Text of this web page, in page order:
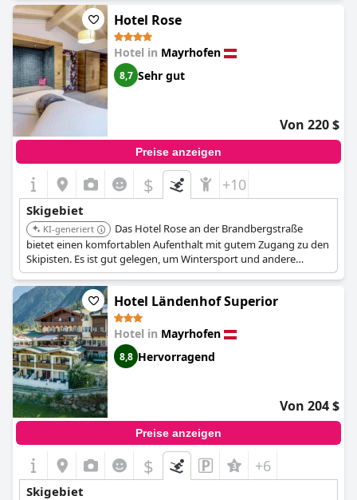
Hotel Rose
Hotel in Mayrhofen
8,7 Sehr gut
Von 220 $
Preise anzeigen
$ +10
Skigebiet
KI-generiert
Das Hotel Rose an der Brandbergstraße
bietet einen komfortablen Aufenthalt mit gutem Zugang zu den
Skipisten. Es ist gut gelegen, um Wintersport und andere
Aktivitäten in Mayrhofen zu genießen.
Hotel Ländenhof Superior
Hotel in Mayrhofen
8,8 Hervorragend
Von 204 $
Preise anzeigen
$ +6
Skigebiet